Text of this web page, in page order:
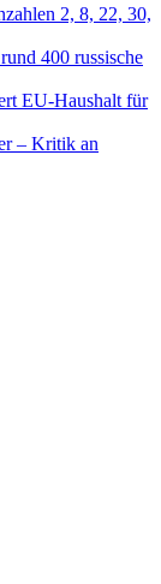
2, 8, 22, 30,
400 russische
EU-Haushalt für
– Kritik an